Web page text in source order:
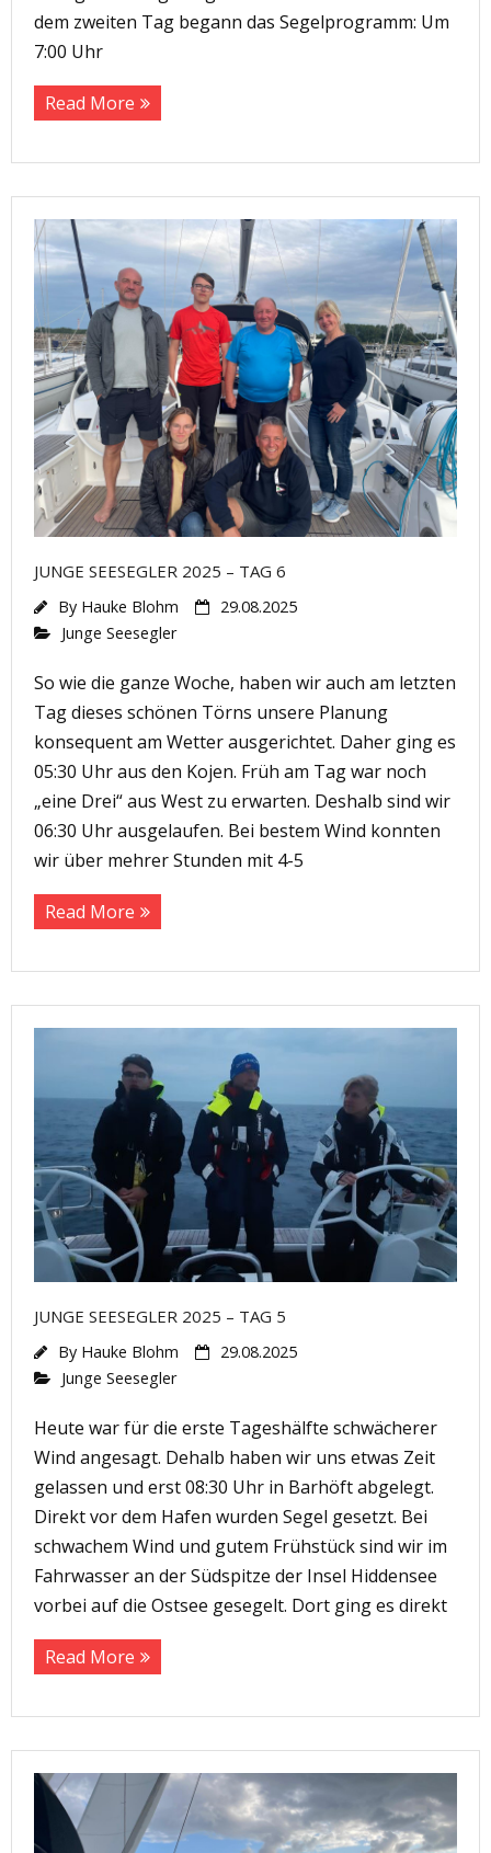
dem zweiten Tag begann das Segelprogramm: Um
7:00 Uhr
Read More
JUNGE SEESEGLER 2025 – TAG 6
By Hauke Blohm
29.08.2025
Junge Seesegler
So wie die ganze Woche, haben wir auch am letzten
Tag dieses schönen Törns unsere Planung
konsequent am Wetter ausgerichtet. Daher ging es
05:30 Uhr aus den Kojen. Früh am Tag war noch
„eine Drei“ aus West zu erwarten. Deshalb sind wir
06:30 Uhr ausgelaufen. Bei bestem Wind konnten
wir über mehrer Stunden mit 4-5
Read More
JUNGE SEESEGLER 2025 – TAG 5
By Hauke Blohm
29.08.2025
Junge Seesegler
Heute war für die erste Tageshälfte schwächerer
Wind angesagt. Dehalb haben wir uns etwas Zeit
gelassen und erst 08:30 Uhr in Barhöft abgelegt.
Direkt vor dem Hafen wurden Segel gesetzt. Bei
schwachem Wind und gutem Frühstück sind wir im
Fahrwasser an der Südspitze der Insel Hiddensee
vorbei auf die Ostsee gesegelt. Dort ging es direkt
Read More